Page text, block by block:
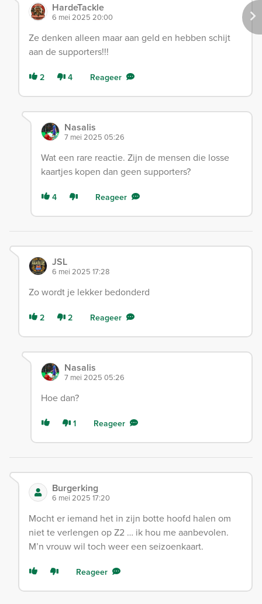
HardeTackle
6 mei 2025 20:00
Ze denken alleen maar aan geld en hebben schijt
aan de supporters!!!
2 4 Reageer
Nasalis
7 mei 2025 05:26
Wat een rare reactie. Zijn de mensen die losse
kaartjes kopen dan geen supporters?
4 Reageer
JSL
6 mei 2025 17:28
Zo wordt je lekker bedonderd
2 2 Reageer
Nasalis
7 mei 2025 05:26
Hoe dan?
1 Reageer
Burgerking
6 mei 2025 17:20
Mocht er iemand het in zijn botte hoofd halen om
niet te verlengen op Z2 … ik hou me aanbevolen.
M’n vrouw wil toch weer een seizoenkaart.
Reageer